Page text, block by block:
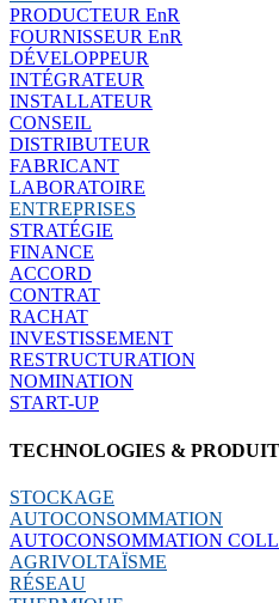
PRODUCTEUR EnR
FOURNISSEUR EnR
DÉVELOPPEUR
INTÉGRATEUR
INSTALLATEUR
CONSEIL
DISTRIBUTEUR
FABRICANT
LABORATOIRE
ENTREPRISES
STRATÉGIE
FINANCE
ACCORD
CONTRAT
RACHAT
INVESTISSEMENT
RESTRUCTURATION
NOMINATION
START-UP
TECHNOLOGIES &
STOCKAGE
AUTOCONSOMMATION
AUTOCONSOMMATION
AGRIVOLTAÏSME
RÉSEAU